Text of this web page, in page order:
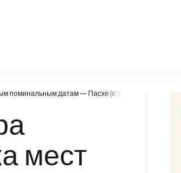
поминальным датам — Пасхе (в этом году она
мест